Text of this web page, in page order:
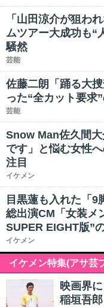
「山田涼介が狙わ
ムツアー大成功も“
騒然
芸能
佐藤二朗「踊る大
った“全カット要求
芸能
Snow Man佐久間
です」と悩む女性
注目
イケメン
目黒蓮も入れた「
総出演CM「女装メ
SUPER EIGHT版”
イケメン
イケメン特集(アサ芸
映画界
稲垣吾